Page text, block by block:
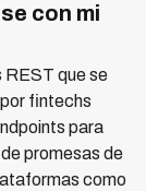
con mi
REST que se
fintechs
para
promesas de
como